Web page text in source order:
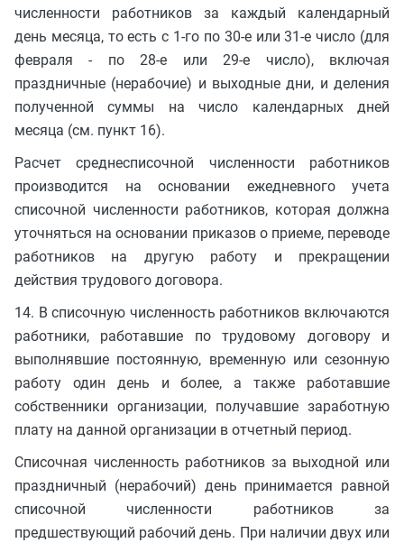
численности работников за каждый календарный
день месяца, то есть с 1-го по 30-е или 31-е число (для
февраля - по 28-е или 29-е число), включая
праздничные (нерабочие) и выходные дни, и деления
полученной суммы на число календарных дней
месяца (см. пункт 16).
Расчет среднесписочной численности работников
производится на основании ежедневного учета
списочной численности работников, которая должна
уточняться на основании приказов о приеме, переводе
работников на другую работу и прекращении
действия трудового договора.
14. В списочную численность работников включаются
работники, работавшие по трудовому договору и
выполнявшие постоянную, временную или сезонную
работу один день и более, а также работавшие
собственники организации, получавшие заработную
плату на данной организации в отчетный период.
Списочная численность работников за выходной или
праздничный (нерабочий) день принимается равной
списочной численности работников за
предшествующий рабочий день. При наличии двух или